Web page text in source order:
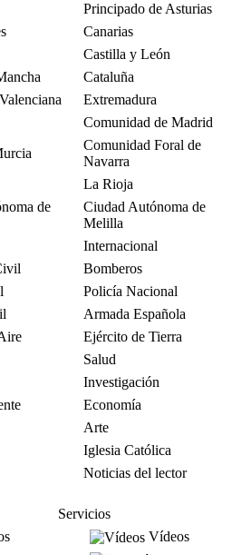
Principado de Asturias
Canarias
Castilla y León
Cataluña
Extremadura
Comunidad de Madrid
Comunidad Foral de
Navarra
La Rioja
de
Ciudad Autónoma de
Melilla
Internacional
Bomberos
Policía Nacional
Armada Española
Ejército de Tierra
Salud
Investigación
Economía
Arte
Iglesia Católica
Noticias del lector
Servicios
Vídeos